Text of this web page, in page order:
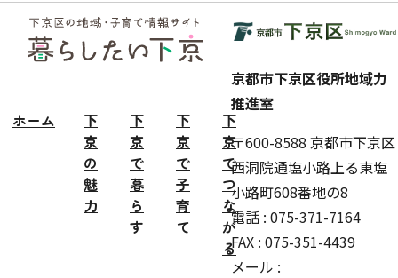
フッ
ター
ホーム
下
京
の
魅
力
下
京
で
暮
ら
す
下
京
で
子
育
て
下
京
で
つ
な
が
る
京都市下京区役所地域力
推進室
〒600-8588 京都市下京区
西洞院通塩小路上る東塩
小路町608番地の8
電話 : 075-371-7164
FAX : 075-351-4439
メール :